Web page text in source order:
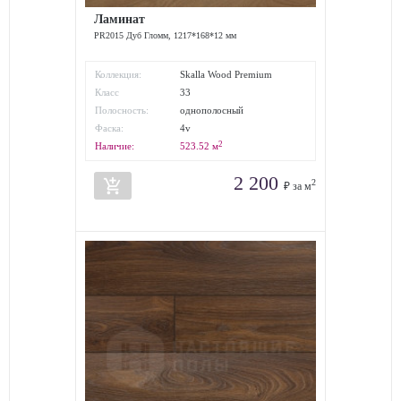
Ламинат
PR2015 Дуб Гломм, 1217*168*12 мм
Коллекция:
Skalla Wood Premium
Класс
износостойкости:
33
Полосность:
однополосный
Фаска:
4v
Наличие:
523.52 м2
add_shopping_cart 2 200 ₽ за м2